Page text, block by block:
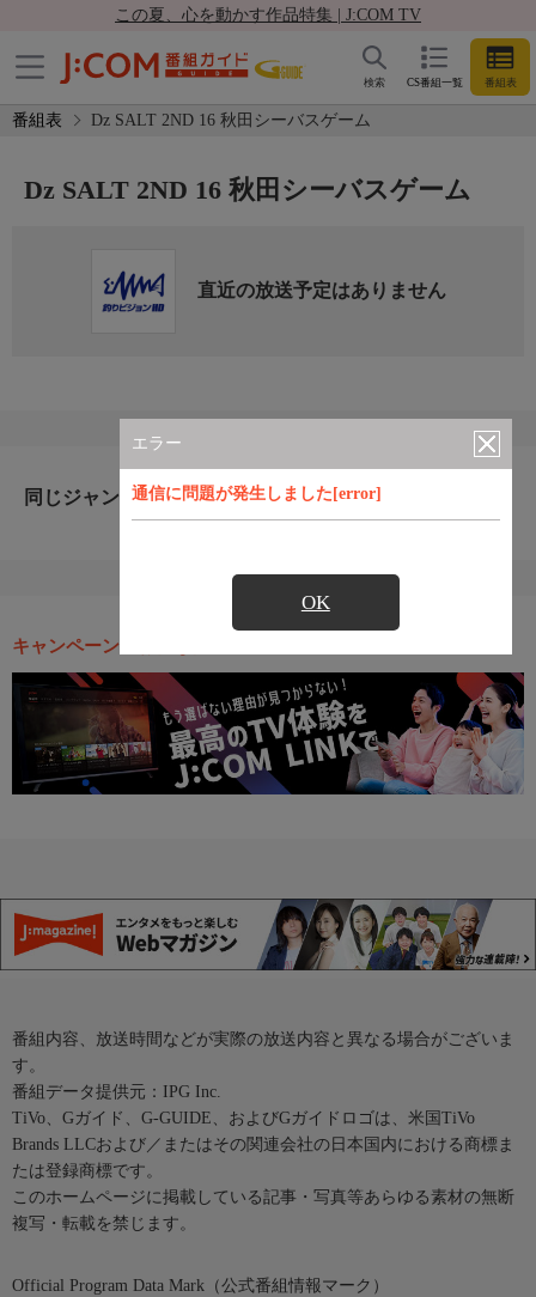
この夏、心を動かす作品特集 | J:COM TV
CS番組一覧 番組表
検索
番組表 Dz SALT 2ND 16 秋田シーバスゲーム
エラー
通信に問題が発生しました[error]
OK
Dz SALT 2ND 16 秋田シーバスゲーム
直近の放送予定はありません
同じジャンルのおすすめ番組
キャンペーン・お得な情報
番組内容、放送時間などが実際の放送内容と異なる場合がございま
す。
番組データ提供元：IPG Inc.
TiVo、Gガイド、G-GUIDE、およびGガイドロゴは、米国TiVo
Brands LLCおよび／またはその関連会社の日本国内における商標ま
たは登録商標です。
このホームページに掲載している記事・写真等あらゆる素材の無断
複写・転載を禁じます。
Official Program Data Mark（公式番組情報マーク）